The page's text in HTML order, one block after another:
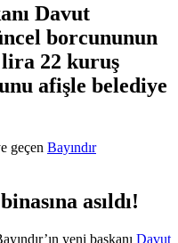
Davut
borcununun
22 kuruş
afişle belediye
geçen Bayındır
asıldı!
yeni başkanı Davut